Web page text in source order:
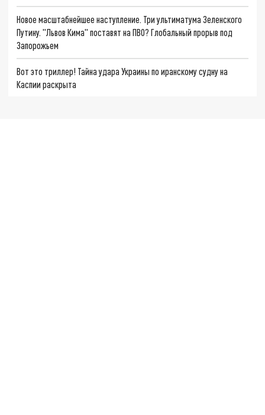
Новое масштабнейшее наступление. Три ультиматума Зеленского
Путину. "Львов Кима" поставят на ПВО? Глобальный прорыв под
Запорожьем
Вот это триллер! Тайна удара Украины по иранскому судну на
Каспии раскрыта